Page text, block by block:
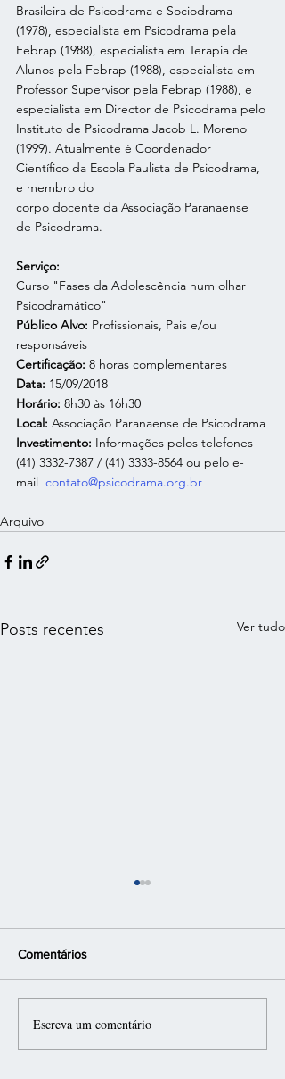
Brasileira de Psicodrama e Sociodrama
(1978), especialista em Psicodrama pela
Febrap (1988), especialista em Terapia de
Alunos pela Febrap (1988), especialista em
Professor Supervisor pela Febrap (1988), e
especialista em Director de Psicodrama pelo
Instituto de Psicodrama Jacob L. Moreno
(1999). Atualmente é Coordenador
Científico da Escola Paulista de Psicodrama,
e membro do
corpo docente da Associação Paranaense
de Psicodrama.
Serviço:
Curso "Fases da Adolescência num olhar
Psicodramático"
Público Alvo: Profissionais, Pais e/ou
responsáveis
Certificação: 8 horas complementares
Data: 15/09/2018
Horário: 8h30 às 16h30
Local: Associação Paranaense de Psicodrama
Investimento: Informações pelos telefones
(41) 3332-7387 / (41) 3333-8564 ou pelo e-
mail contato@psicodrama.org.br
Arquivo
Posts recentes Ver tudo
Conversas sobre
Comentários
Escreva um comentário